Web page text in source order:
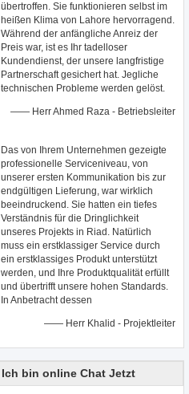
übertroffen. Sie funktionieren selbst im
heißen Klima von Lahore hervorragend.
Während der anfängliche Anreiz der
Preis war, ist es Ihr tadelloser
Kundendienst, der unsere langfristige
Partnerschaft gesichert hat. Jegliche
technischen Probleme werden gelöst.
—— Herr Ahmed Raza - Betriebsleiter
Das von Ihrem Unternehmen gezeigte
professionelle Serviceniveau, von
unserer ersten Kommunikation bis zur
endgültigen Lieferung, war wirklich
beeindruckend. Sie hatten ein tiefes
Verständnis für die Dringlichkeit
unseres Projekts in Riad. Natürlich
muss ein erstklassiger Service durch
ein erstklassiges Produkt unterstützt
werden, und Ihre Produktqualität erfüllt
und übertrifft unsere hohen Standards.
In Anbetracht dessen
—— Herr Khalid - Projektleiter
Ich bin online Chat Jetzt